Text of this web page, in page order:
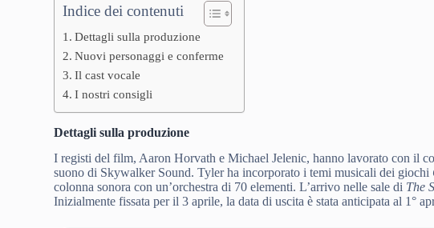
Indice dei contenuti
Dettagli sulla produzione
Nuovi personaggi e conferme
Il cast vocale
I nostri consigli
Dettagli sulla produzione
I registi del film, Aaron Horvath e Michael Jelenic, hanno lavorato con il
suono di Skywalker Sound. Tyler ha incorporato i temi musicali dei giochi
colonna sonora con un’orchestra di 70 elementi. L’arrivo nelle sale di The
Inizialmente fissata per il 3 aprile, la data di uscita è stata anticipata al 1°